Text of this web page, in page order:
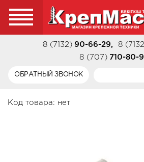
8 (7132) 90-66-29, 8
8 (707) 710-80-
ОБРАТНЫЙ ЗВОНОК
Код товара: нет